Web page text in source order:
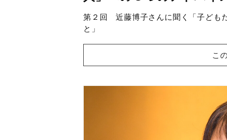
第２回 近藤博子さんに聞く「子ども
と」
こ